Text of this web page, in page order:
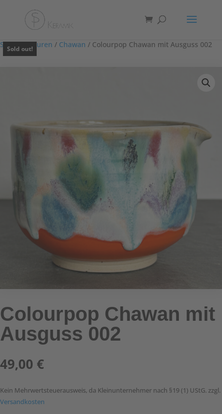
Sold out!
Start/Glasuren / Chawan / Colourpop Chawan mit Ausguss 002
Colourpop Chawan mit
Ausguss 002
49,00 €
Kein Mehrwertsteuerausweis, da Kleinunternehmer nach §19 (1) UStG. zzgl.
Versandkosten